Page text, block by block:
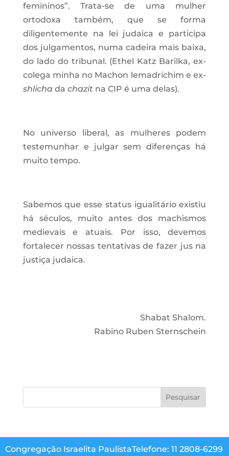
femininos”. Trata-se de uma mulher
ortodoxa também, que se forma
diligentemente na lei judaica e participa
dos julgamentos, numa cadeira mais baixa,
do lado do tribunal. (Ethel Katz Barilka, ex-
colega minha no Machon lemadrichim e ex-
shlicha da chazit na CIP é uma delas).
No universo liberal, as mulheres podem
testemunhar e julgar sem diferenças há
muito tempo.
Sabemos que esse status igualitário existiu
há séculos, muito antes dos machismos
medievais e atuais. Por isso, devemos
fortalecer nossas tentativas de fazer jus na
justiça judaica.
Shabat Shalom.
Rabino Ruben Sternschein
Congregação Israelita PaulistaTelefone: 11 2808-6299